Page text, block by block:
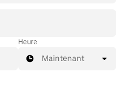
Heure
Maintenant